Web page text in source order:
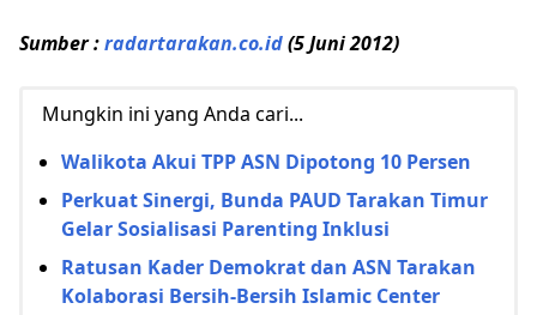
Sumber :radartarakan.co.id(5 Juni 2012)
Mungkin ini yang Anda cari...
Walikota Akui TPP ASN Dipotong 10 Persen
Perkuat Sinergi, Bunda PAUD Tarakan Timur
Gelar Sosialisasi Parenting Inklusi
Ratusan Kader Demokrat dan ASN Tarakan
Kolaborasi Bersih-Bersih Islamic Center